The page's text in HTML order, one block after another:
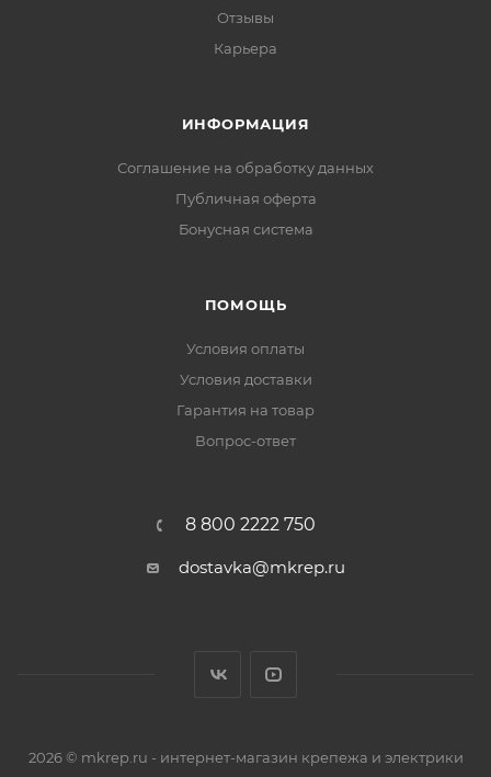
Отзывы
Карьера
ИНФОРМАЦИЯ
Соглашение на обработку данных
Публичная оферта
Бонусная система
ПОМОЩЬ
Условия оплаты
Условия доставки
Гарантия на товар
Вопрос-ответ
8 800 2222 750
dostavka@mkrep.ru
2026 © mkrep.ru - интернет-магазин крепежа и электрики